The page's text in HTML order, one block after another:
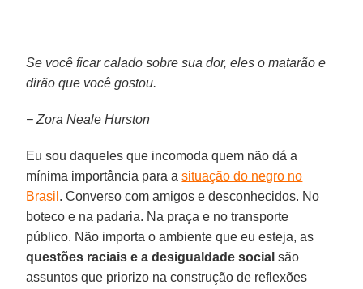
Se você ficar calado sobre sua dor, eles o matarão e
dirão que você gostou.
− Zora Neale Hurston
Eu sou daqueles que incomoda quem não dá a
mínima importância para asituação do negro no
Brasil . Converso com amigos e desconhecidos. No
boteco e na padaria. Na praça e no transporte
público. Não importa o ambiente que eu esteja, as
questões raciais e a desigualdade social são
assuntos que priorizo na construção de reflexões